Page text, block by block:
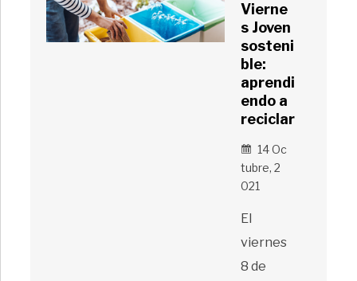
Vierne
s Joven
sosteni
ble:
aprendi
endo a
reciclar
14 Oc
Tubre, 2
021
El
viernes
8 de